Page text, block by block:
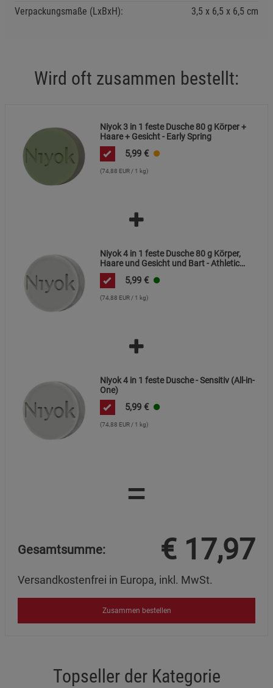
Verpackungsmaße (LxBxH): 3,5 6,5 6,5 cm
Wird oft zusammen bestellt:
Niyok 3 in 1 feste Dusche 80 g Körper +
Haare + Gesicht - Early Spring
5,99 €
(74,88 EUR / 1 kg)
Niyok 4 in 1 feste Dusche 80 g Körper,
Haare und Gesicht und Bart - Athletic
Grey
5,99 €
(74,88 EUR / 1 kg)
Niyok 4 in 1 feste Dusche - Sensitiv (All-in-
One)
5,99 €
(74,88 EUR / 1 kg)
=
Gesamtsumme: € 17,97
Versandkostenfrei in Europa, inkl. MwSt.
Zusammen bestellen
Topseller der Kategorie
Marketing Cookies (3) Marketing Cookies
Datenschutzerklärung Impressum